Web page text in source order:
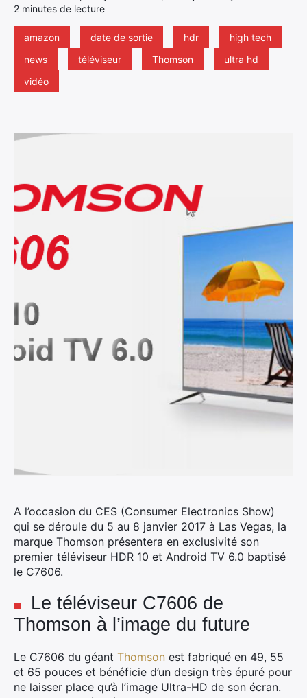
2 minutes de lecture
amazon date de sortie hdr
high tech
news
téléviseur Thomson
ultra hd
vidéo
A l’occasion du CES (Consumer Electronics Show)
qui se déroule du 5 au 8 janvier 2017 à Las Vegas, la
marque Thomson présentera en exclusivité son
premier téléviseur HDR 10 et Android TV 6.0 baptisé
le C7606.
Le téléviseur C7606 de
Thomson à l’image du future
Le C7606 du géant Thomson est fabriqué en 49, 55
et 65 pouces et bénéficie d’un design très épuré pour
ne laisser place qu’à l’image Ultra-HD de son écran.